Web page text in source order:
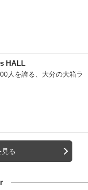
HALL
人を誇る、大分の大箱ラ
る